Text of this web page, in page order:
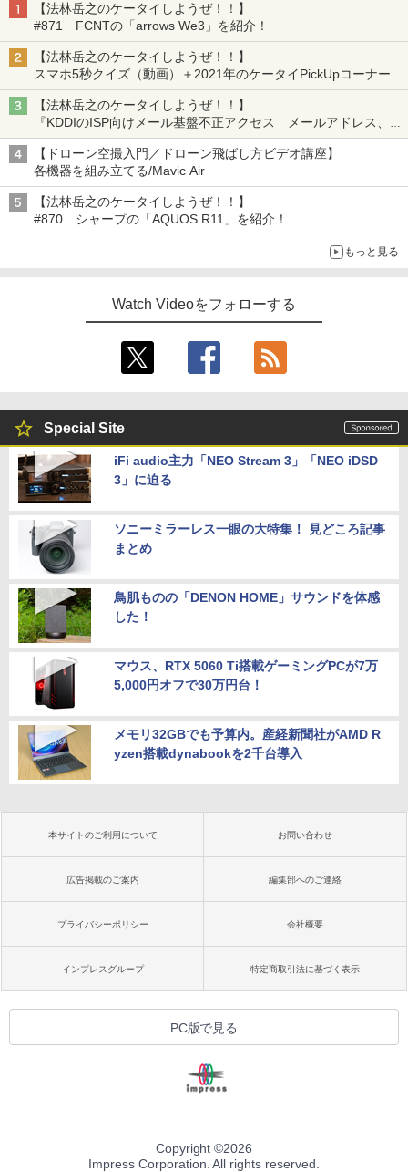
【法林岳之のケータイしようぜ！！】
#871 FCNTの「arrows We3」を紹介！
【法林岳之のケータイしようぜ！！】
スマホ5秒クイズ（動画）＋2021年のケータイPickUpコーナーに
登場した新端末のメーカー別一覧
【法林岳之のケータイしようぜ！！】
『KDDIのISP向けメール基盤不正アクセス メールアドレス、パ
スワードの流出について』『モトローラ「motorola razr fold」発
表』『サムスン「Galaxy Unpacked」開催』
【ドローン空撮入門／ドローン飛ばし方ビデオ講座】
各機器を組み立てる/Mavic Air
【法林岳之のケータイしようぜ！！】
#870 シャープの「AQUOS R11」を紹介！
もっと見る
Watch Videoをフォローする
Special Site
iFi audio主力「NEO Stream 3」「NEO iDSD
3」に迫る
ソニーミラーレス一眼の大特集！ 見どころ記事
まとめ
鳥肌ものの「DENON HOME」サウンドを体感
した！
マウス、RTX 5060 Ti搭載ゲーミングPCが7万
5,000円オフで30万円台！
メモリ32GBでも予算内。産経新聞社がAMD R
yzen搭載dynabookを2千台導入
本サイトのご利用について お問い合わせ
広告掲載のご案内 編集部へのご連絡
プライバシーポリシー 会社概要
インプレスグループ 特定商取引法に基づく表示
PC版で見る
Copyright ©2026
Impress Corporation. All rights reserved.